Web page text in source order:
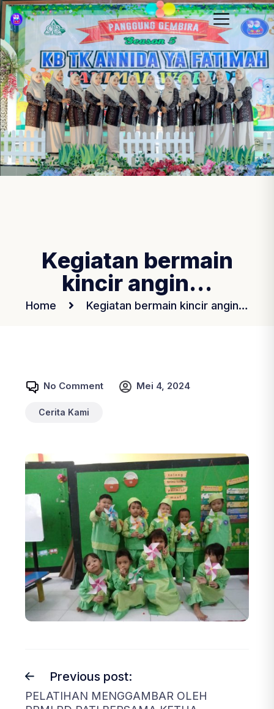
Kegiatan bermain
kincir angin…
Home Kegiatan bermain kincir angin…
No Comment Mei 4, 2024
Cerita Kami
Previous post:
PELATIHAN MENGGAMBAR OLEH